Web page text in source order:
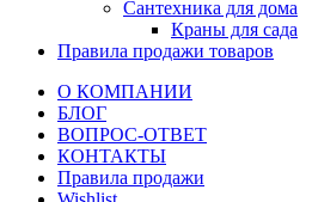
Сантехника для дома
Краны для сада
Правила продажи товаров
О КОМПАНИИ
БЛОГ
ВОПРОС-ОТВЕТ
КОНТАКТЫ
Правила продажи